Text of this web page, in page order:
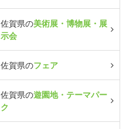
佐賀県の美術展・博物展・展
示会
佐賀県のフェア
佐賀県の遊園地・テーマパー
ク